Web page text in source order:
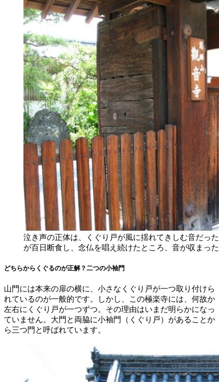
泣き声の正体は、くぐり戸が風に揺れてきしむ音だっ
が百日断食し、念仏を唱え続けたところ、音が収まっ
どちらからくぐるのが正解？二つの小袖門
山門には本来の扉の横に、小さなくぐり戸が一つ取り付けら
れているのが一般的です。しかし、この極楽寺には、何故か
左右にくぐり戸が一つずつ。その理由はいまだ明らかになっ
ていません。大門と両脇に小袖門（くぐり戸）があることか
ら三つ門と呼ばれています。